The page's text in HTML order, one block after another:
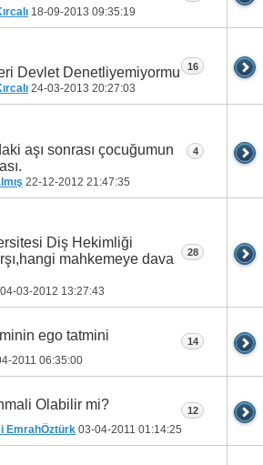
18-09-2013 09:35:19
Devlet Denetliyemiyormu
24-03-2013 20:27:03
16
aşı sonrası çocuğumun
22-12-2012 21:47:35
4
Diş Hekimliği
mahkemeye dava
04-03-2012 13:27:43
28
ego tatmini
2011 06:35:00
14
Olabilir mi?
EmrahÖztürk 03-04-2011 01:14:25
12